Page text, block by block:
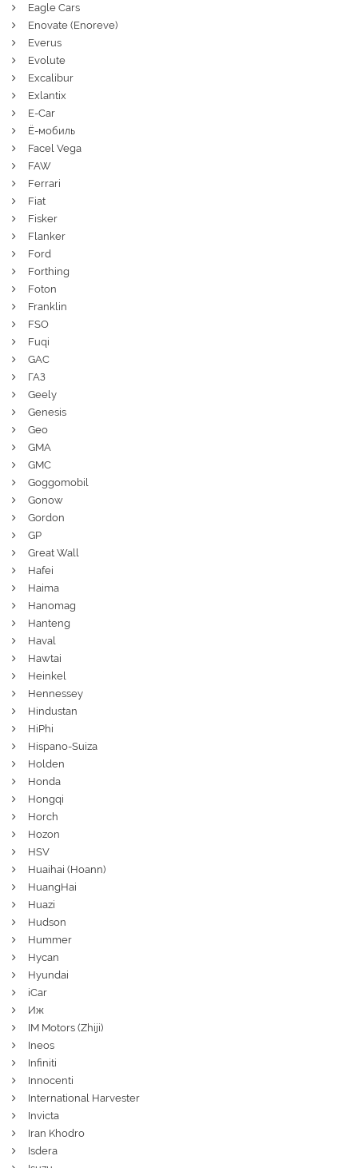
Eagle Cars
Enovate (Enoreve)
Everus
Evolute
Excalibur
Exlantix
E-Car
Ё-мобиль
Facel Vega
FAW
Ferrari
Fiat
Fisker
Flanker
Ford
Forthing
Foton
Franklin
FSO
Fuqi
GAC
ГАЗ
Geely
Genesis
Geo
GMA
GMC
Goggomobil
Gonow
Gordon
GP
Great Wall
Hafei
Haima
Hanomag
Hanteng
Haval
Hawtai
Heinkel
Hennessey
Hindustan
HiPhi
Hispano-Suiza
Holden
Honda
Hongqi
Horch
Hozon
HSV
Huaihai (Hoann)
HuangHai
Huazi
Hudson
Hummer
Hycan
Hyundai
iCar
Иж
IM Motors (Zhiji)
Ineos
Infiniti
Innocenti
International Harvester
Invicta
Iran Khodro
Isdera